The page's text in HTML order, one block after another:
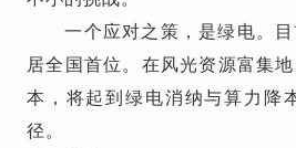
一个应对之策，是绿电。目
居全国首位。在风光资源富集
本，将起到绿电消纳与算力降
径。